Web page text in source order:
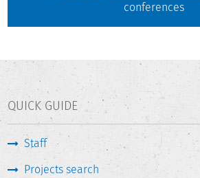
conferences
QUICK GUIDE
Staff
Projects search